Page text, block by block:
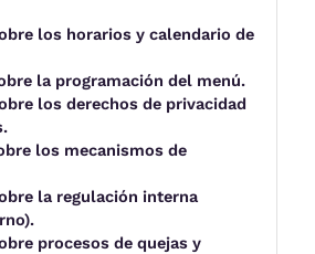
los horarios y calendario de
la programación del menú.
los derechos de privacidad
los mecanismos de
la regulación interna
procesos de quejas y